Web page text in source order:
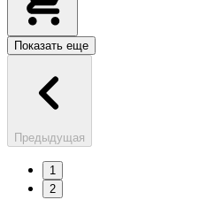
Показать еще
Предыдущая
1
2